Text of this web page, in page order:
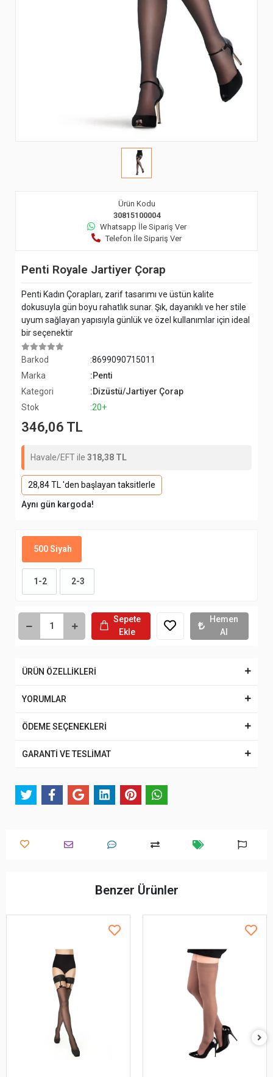
Ürün Kodu
30815100004
Whatsapp İle Sipariş Ver
Telefon İle Sipariş Ver
Penti Royale Jartiyer Çorap
Penti Kadın Çorapları, zarif tasarımı ve üstün kalite
dokusuyla gün boyu rahatlık sunar. Şık, dayanıklı ve her stile
uyum sağlayan yapısıyla günlük ve özel kullanımlar için ideal
bir seçenektir
Barkod
:8699090715011
Marka
:Penti
Kategori
:Dizüstü/Jartiyer Çorap
Stok
:20+
346,06 TL
Havale/EFT ile 318,38 TL
28,84 TL 'den başlayan taksitlerle
Aynı gün kargoda!
500 Siyah
1-2 2-3
Sepete
Ekle
Hemen
Al
ÜRÜN ÖZELLİKLERİ
YORUMLAR
ÖDEME SEÇENEKLERİ
GARANTİ VE TESLİMAT
Benzer Ürünler